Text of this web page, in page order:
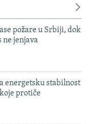
požare u Srbiji, dok
ne jenjava
energetsku stabilnost
protiče